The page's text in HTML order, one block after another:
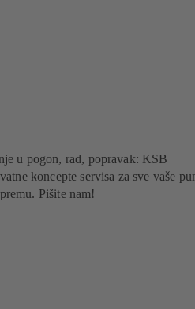
u pogon, rad, popravak: KSB
koncepte servisa za sve vaše
Pišite nam!